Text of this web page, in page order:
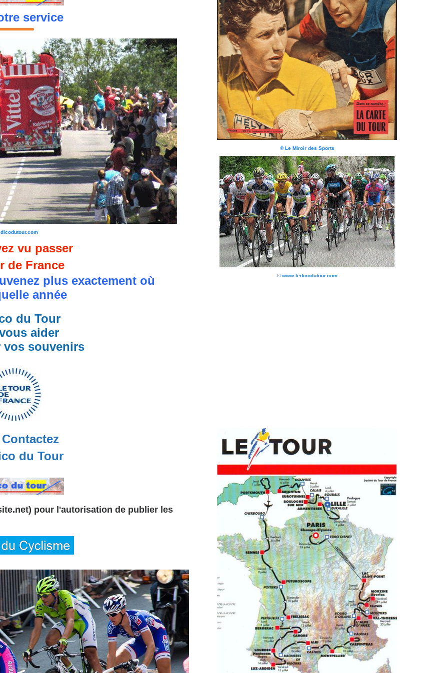
service
vu passer
de France
plus exactement où
année
du Tour
aider
vos souvenirs
du Tour
pour l'autorisation de publier les
© Le Miroir des Sports
© www.ledicodutour.com